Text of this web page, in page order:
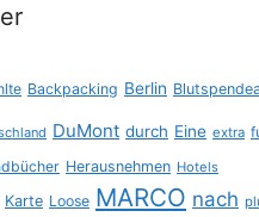
Backpacking Berlin
DuMont durch Eine extra
Herausnehmen Hotels
Karte Loose MARCO nach